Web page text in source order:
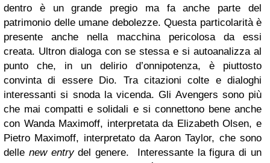
dentro è un grande pregio ma fa anche parte del
patrimonio delle umane debolezze. Questa particolarità è
presente anche nella macchina pericolosa da essi
creata. Ultron dialoga con se stessa e si autoanalizza al
punto che, in un delirio d’onnipotenza, è piuttosto
convinta di essere Dio. Tra citazioni colte e dialoghi
interessanti si snoda la vicenda. Gli Avengers sono più
che mai compatti e solidali e si connettono bene anche
con Wanda Maximoff, interpretata da Elizabeth Olsen, e
Pietro Maximoff, interpretato da Aaron Taylor, che sono
delle new entrydel genere. Interessante la figura di un